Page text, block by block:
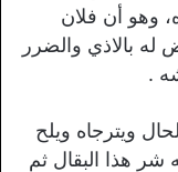
وهو أن فلان
له بالاذي والضرر
.
ويترجاه ويلح
شر هذا البقال ثم